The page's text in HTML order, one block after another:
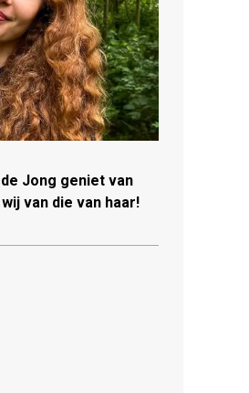
Jong geniet van
van die van haar!